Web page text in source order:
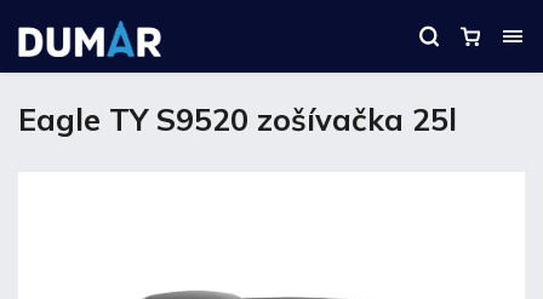
Eagle TY S9520 zošívačka 25l